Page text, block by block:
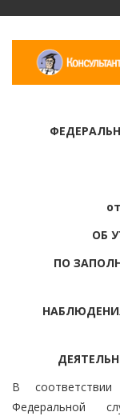
ОБ
ПО
В
Федеральной